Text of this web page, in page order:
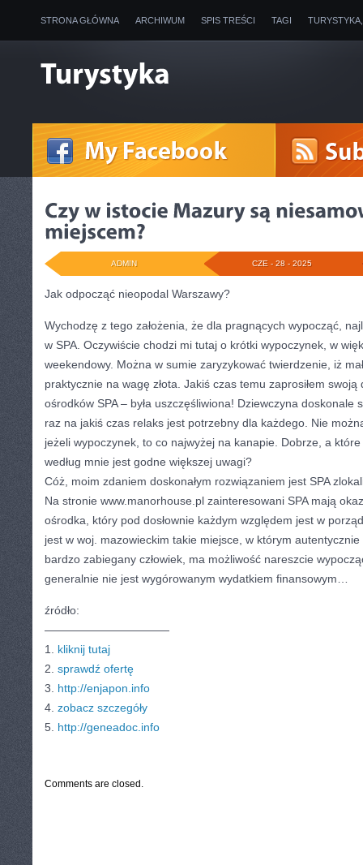
STRONA GŁÓWNA ARCHIWUM SPIS TREŚCI TAGI
CZE - 28 - 2025
ADMIN
Jak odpocząć nieopodal Warszawy?
Wychodzę z tego założenia, że dla pragnących wypocząć,
w SPA. Oczywiście chodzi mi tutaj o krótki wypoczynek, w
weekendowy. Można w sumie zaryzykować twierdzenie, iż
praktycznie na wagę złota. Jakiś czas temu zaprosiłem
ośrodków SPA – była uszczęśliwiona! Dziewczyna doskonale
raz na jakiś czas relaks jest potrzebny dla każdego. Nie
jeżeli wypoczynek, to co najwyżej na kanapie. Dobrze, a
według mnie jest godne większej uwagi?
Cóż, moim zdaniem doskonałym rozwiązaniem jest SPA
Na stronie www.manorhouse.pl zainteresowani SPA mają
ośrodka, który pod dosłownie każdym względem jest w
jest w woj. mazowieckim takie miejsce, w którym
bardzo zabiegany człowiek, ma możliwość nareszcie
generalnie nie jest wygórowanym wydatkiem finansowym…
źródło:
———————————
1. kliknij tutaj
2. sprawdź ofertę
3. http://enjapon.info
4. zobacz szczegóły
5. http://geneadoc.info
Comments are closed.